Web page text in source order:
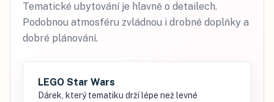
Tematické ubytování je hlavně o detailech.
Podobnou atmosféru zvládnou i drobné doplňky a
dobré plánování.
LEGO Star Wars
Dárek, který tematiku drží lépe než levné